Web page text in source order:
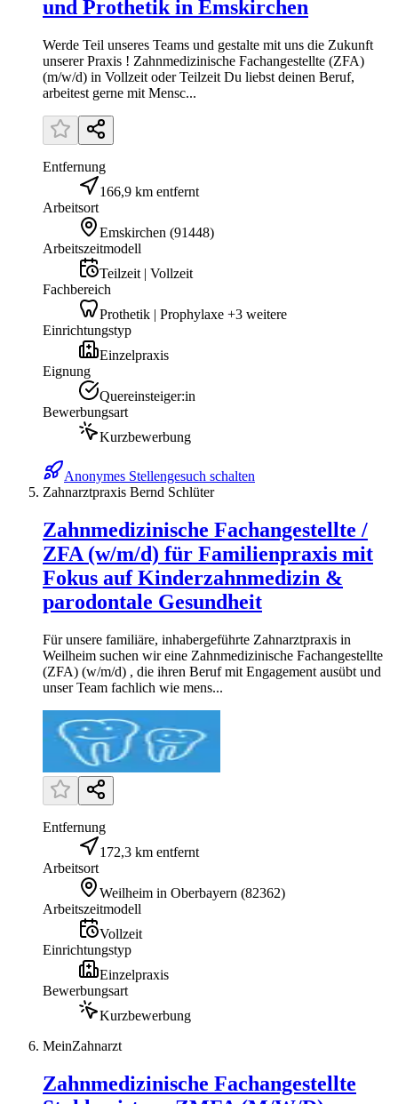
und Prothetik in Emskirchen
Werde Teil unseres Teams und gestalte mit uns die Zukunft
unserer Praxis ! Zahnmedizinische Fachangestellte (ZFA)
(m/w/d) in Vollzeit oder Teilzeit Du liebst deinen Beruf,
arbeitest gerne mit Mensc...
Entfernung
166,9 km entfernt
Arbeitsort
Emskirchen (91448)
Arbeitszeitmodell
Teilzeit | Vollzeit
Fachbereich
Prothetik | Prophylaxe +3 weitere
Einrichtungstyp
Einzelpraxis
Eignung
Quereinsteiger:in
Bewerbungsart
Kurzbewerbung
Anonymes Stellengesuch schalten
Zahnarztpraxis Bernd Schlüter
Zahnmedizinische Fachangestellte /
ZFA (w/m/d) für Familienpraxis mit
Fokus auf Kinderzahnmedizin &
parodontale Gesundheit
Für unsere familiäre, inhabergeführte Zahnarztpraxis in
Weilheim suchen wir eine Zahnmedizinische Fachangestellte
(ZFA) (w/m/d) , die ihren Beruf mit Engagement ausübt und
unser Team fachlich wie mens...
Entfernung
172,3 km entfernt
Arbeitsort
Weilheim in Oberbayern (82362)
Arbeitszeitmodell
Vollzeit
Einrichtungstyp
Einzelpraxis
Bewerbungsart
Kurzbewerbung
MeinZahnarzt
Zahnmedizinische Fachangestellte